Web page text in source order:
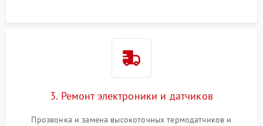
3. Ремонт электроники и датчиков
Прозвонка и замена высокоточных термодатчиков и